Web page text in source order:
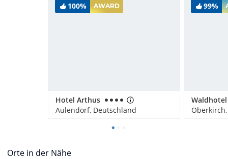
100% AWARD
Hotel Arthus
Aulendorf, Deutschland
99%
Orte in der Nähe